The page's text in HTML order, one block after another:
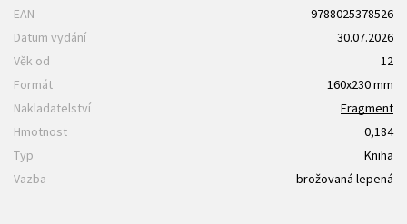
EAN
9788025378526
Datum vydání
30.07.2026
Věk od
12
Formát
160x230 mm
Nakladatelství
Fragment
Hmotnost
0,184
Typ
Kniha
Vazba
brožovaná lepená